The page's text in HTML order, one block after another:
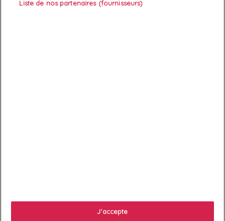
Vous pouvez à tout moment résilier votre abonnement.
Liste de nos partenaires (fournisseurs)
J'accepte